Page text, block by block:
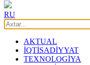
RU
AKTUAL
İQTİSADİYYAT
TEXNOLOGİYA